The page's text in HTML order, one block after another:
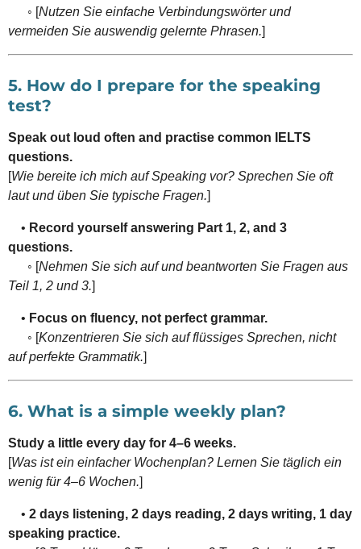
◦ [Nutzen Sie einfache Verbindungswörter und
vermeiden Sie auswendig gelernte Phrasen.]
5. How do I prepare for the speaking
test?
Speak out loud often and practise common IELTS
questions.
[Wie bereite ich mich auf Speaking vor? Sprechen Sie oft
laut und üben Sie typische Fragen.]
• Record yourself answering Part 1, 2, and 3
questions.
◦ [Nehmen Sie sich auf und beantworten Sie Fragen aus
Teil 1, 2 und 3.]
• Focus on fluency, not perfect grammar.
◦ [Konzentrieren Sie sich auf flüssiges Sprechen, nicht
auf perfekte Grammatik.]
6. What is a simple weekly plan?
Study a little every day for 4–6 weeks.
[Was ist ein einfacher Wochenplan? Lernen Sie täglich ein
wenig für 4–6 Wochen.]
• 2 days listening, 2 days reading, 2 days writing, 1 day
speaking practice.